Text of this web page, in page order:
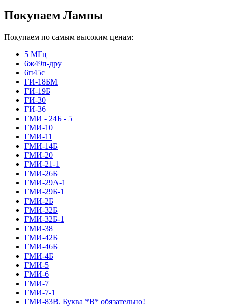
Покупаем Лампы
Покупаем по самым высоким ценам:
5 МГц
6ж49п-дру
6п45с
ГИ-18БМ
ГИ-19Б
ГИ-30
ГИ-36
ГМИ - 24Б - 5
ГМИ-10
ГМИ-11
ГМИ-14Б
ГМИ-20
ГМИ-21-1
ГМИ-26Б
ГМИ-29А-1
ГМИ-29Б-1
ГМИ-2Б
ГМИ-32Б
ГМИ-32Б-1
ГМИ-38
ГМИ-42Б
ГМИ-46Б
ГМИ-4Б
ГМИ-5
ГМИ-6
ГМИ-7
ГМИ-7-1
ГМИ-83В. Буква *В* обязательно!